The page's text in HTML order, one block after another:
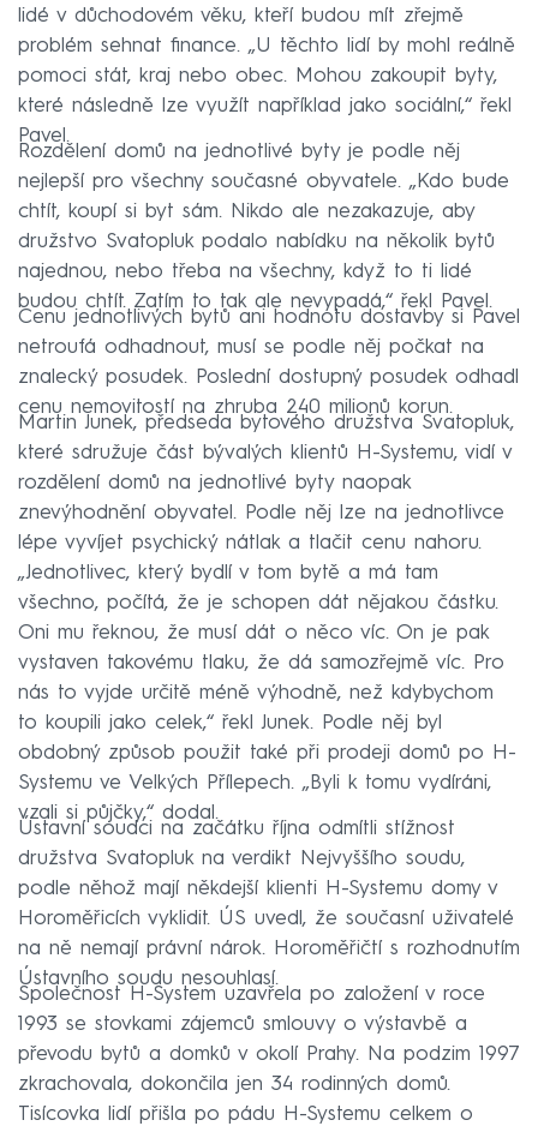
lidé v důchodovém věku, kteří budou mít zřejmě
problém sehnat finance. „U těchto lidí by mohl reálně
pomoci stát, kraj nebo obec. Mohou zakoupit byty,
které následně lze využít například jako sociální,“ řekl
Pavel.
Rozdělení domů na jednotlivé byty je podle něj
nejlepší pro všechny současné obyvatele. „Kdo bude
chtít, koupí si byt sám. Nikdo ale nezakazuje, aby
družstvo Svatopluk podalo nabídku na několik bytů
najednou, nebo třeba na všechny, když to ti lidé
budou chtít. Zatím to tak ale nevypadá,“ řekl Pavel.
Cenu jednotlivých bytů ani hodnotu dostavby si Pavel
netroufá odhadnout, musí se podle něj počkat na
znalecký posudek. Poslední dostupný posudek odhadl
cenu nemovitostí na zhruba 240 milionů korun.
Martin Junek, předseda bytového družstva Svatopluk,
které sdružuje část bývalých klientů H-Systemu, vidí v
rozdělení domů na jednotlivé byty naopak
znevýhodnění obyvatel. Podle něj lze na jednotlivce
lépe vyvíjet psychický nátlak a tlačit cenu nahoru.
„Jednotlivec, který bydlí v tom bytě a má tam
všechno, počítá, že je schopen dát nějakou částku.
Oni mu řeknou, že musí dát o něco víc. On je pak
vystaven takovému tlaku, že dá samozřejmě víc. Pro
nás to vyjde určitě méně výhodně, než kdybychom
to koupili jako celek,“ řekl Junek. Podle něj byl
obdobný způsob použit také při prodeji domů po H-
Systemu ve Velkých Přílepech. „Byli k tomu vydíráni,
vzali si půjčky,“ dodal.
Ústavní soudci na začátku října odmítli stížnost
družstva Svatopluk na verdikt Nejvyššího soudu,
podle něhož mají někdejší klienti H-Systemu domy v
Horoměřicích vyklidit. ÚS uvedl, že současní uživatelé
na ně nemají právní nárok. Horoměřičtí s rozhodnutím
Ústavního soudu nesouhlasí.
Společnost H-System uzavřela po založení v roce
1993 se stovkami zájemců smlouvy o výstavbě a
převodu bytů a domků v okolí Prahy. Na podzim 1997
zkrachovala, dokončila jen 34 rodinných domů.
Tisícovka lidí přišla po pádu H-Systemu celkem o